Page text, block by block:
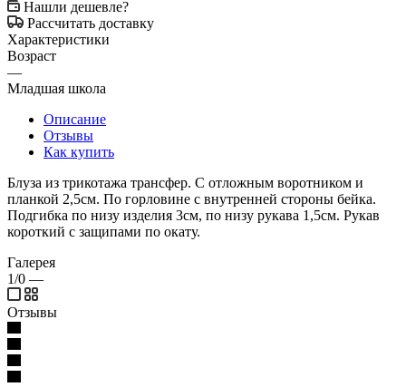
Нашли дешевле?
Рассчитать доставку
Характеристики
Возраст
—
Младшая школа
Описание
Отзывы
Как купить
Блуза из трикотажа трансфер. С отложным воротником и
планкой 2,5см. По горловине с внутренней стороны бейка.
Подгибка по низу изделия 3см, по низу рукава 1,5см. Рукав
короткий с защипами по окату.
Галерея
1/0 —
Отзывы